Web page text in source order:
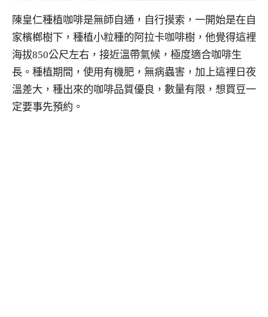
陳皇仁種植咖啡是無師自通，自行摸索，一開始是在自
家檳榔樹下，種植小粒種的阿拉卡咖啡樹，他覺得這裡
海拔850公尺左右，接近溫帶氣候，極度適合咖啡生
長。種植期間，使用有機肥，無病蟲害，加上這裡日夜
溫差大，種出來的咖啡品質優良，數量有限，想買豆一
定要事先預約。